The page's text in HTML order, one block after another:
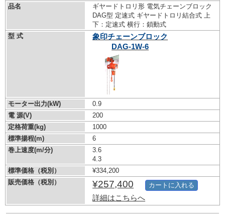
品名
ギヤードトロリ形 電気チェーンブロック
DAG型 定速式 ギヤードトロリ結合式 上
下：定速式 横行：鎖動式
型 式
象印チェーンブロック
DAG-1W-6
モーター出力(kW)
0.9
電 源(V)
200
定格荷重(kg)
1000
標準揚程(m)
6
巻上速度(m/分)
3.6
4.3
標準価格（税別）
¥334,200
販売価格（税別）
¥257,400
詳細はこちらへ
カートに入れる